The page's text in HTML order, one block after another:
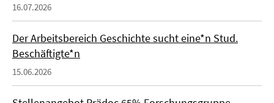
16.07.2026
Der Arbeitsbereich Geschichte sucht eine*n Stud.
Beschäftigte*n
15.06.2026